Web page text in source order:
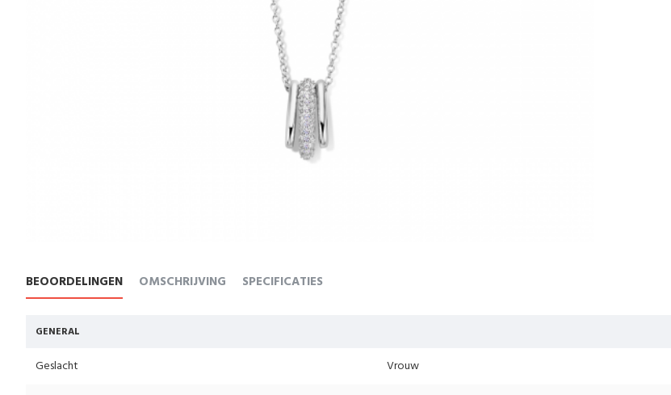
BEOORDELINGEN OMSCHRIJVING SPECIFICATIES
GENERAL
Geslacht Vrouw